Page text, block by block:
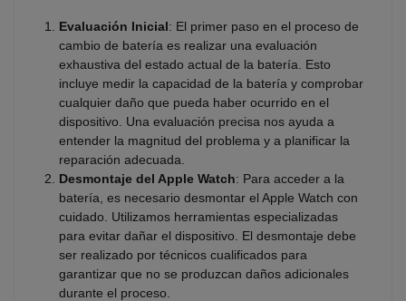
Evaluación Inicial: El primer paso en el proceso de
cambio de batería es realizar una evaluación
exhaustiva del estado actual de la batería. Esto
incluye medir la capacidad de la batería y comprobar
cualquier daño que pueda haber ocurrido en el
dispositivo. Una evaluación precisa nos ayuda a
entender la magnitud del problema y a planificar la
reparación adecuada.
Desmontaje del Apple Watch: Para acceder a la
batería, es necesario desmontar el Apple Watch con
cuidado. Utilizamos herramientas especializadas
para evitar dañar el dispositivo. El desmontaje debe
ser realizado por técnicos cualificados para
garantizar que no se produzcan daños adicionales
durante el proceso.